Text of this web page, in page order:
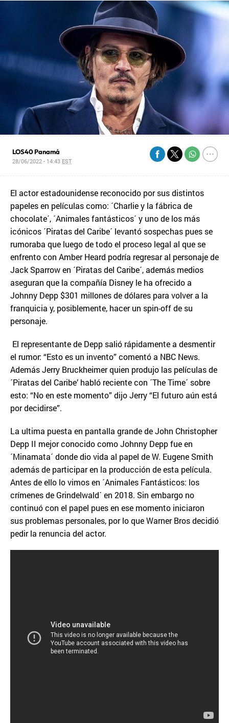
LOS40 Panamá
28/06/2022 - 14:43 EST
El actor estadounidense reconocido por sus distintos
papeles en películas como: ´Charlie y la fábrica de
chocolate´, ´Animales fantásticos´ y uno de los más
icónicos ´Piratas del Caribe´ levantó sospechas pues se
rumoraba que luego de todo el proceso legal al que se
enfrento con Amber Heard podría regresar al personaje de
Jack Sparrow en ´Piratas del Caribe´, además medios
aseguran que la compañía Disney le ha ofrecido a
Johnny Depp $301 millones de dólares para volver a la
franquicia y, posiblemente, hacer un spin-off de su
personaje.
El representante de Depp salió rápidamente a desmentir
el rumor: “Esto es un invento” comentó a NBC News.
Además Jerry Bruckheimer quien produjo las películas de
´Piratas del Caribe’ habló reciente con ´The Time´ sobre
esto: “No en este momento” dijo Jerry “El futuro aún está
por decidirse”.
La ultima puesta en pantalla grande de John Christopher
Depp II mejor conocido como Johnny Depp fue en
´Minamata´ donde dio vida al papel de W. Eugene Smith
además de participar en la producción de esta película.
Antes de ello lo vimos en ´Animales Fantásticos: los
crímenes de Grindelwald´ en 2018. Sin embargo no
continuó con el papel pues en ese momento iniciaron
sus problemas personales, por lo que Warner Bros decidió
pedir la renuncia del actor.